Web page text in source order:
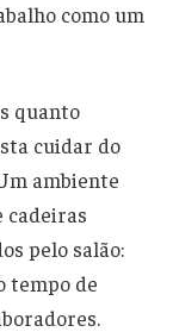
como um
quanto
cuidar do
ambiente
cadeiras
pelo salão:
tempo de